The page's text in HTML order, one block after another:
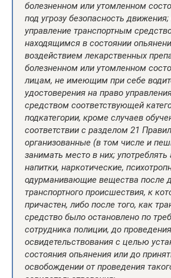
болезненном или утомленном
под угрозу безопасность движения;
управление транспортным
находящимся в состоянии
воздействием лекарственных
болезненном или утомленном
лицам, не имеющим при себе
удостоверения на право
средством соответствующей
подкатегории, кроме случаев
соответствии с разделом 21
организованные (в том числе и
занимать место в них;
напитки, наркотические,
одурманивающие вещества после
транспортного происшествия, к
причастен, либо после того, как
средство было остановлено по
сотрудника полиции, до проведения
освидетельствования с целью
состояния опьянения или до
освобождении от проведения